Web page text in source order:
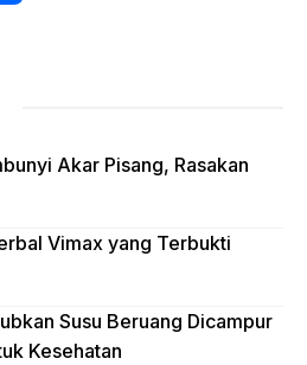
Akar Pisang, Rasakan
Vimax yang Terbukti
Susu Beruang Dicampur
Kesehatan